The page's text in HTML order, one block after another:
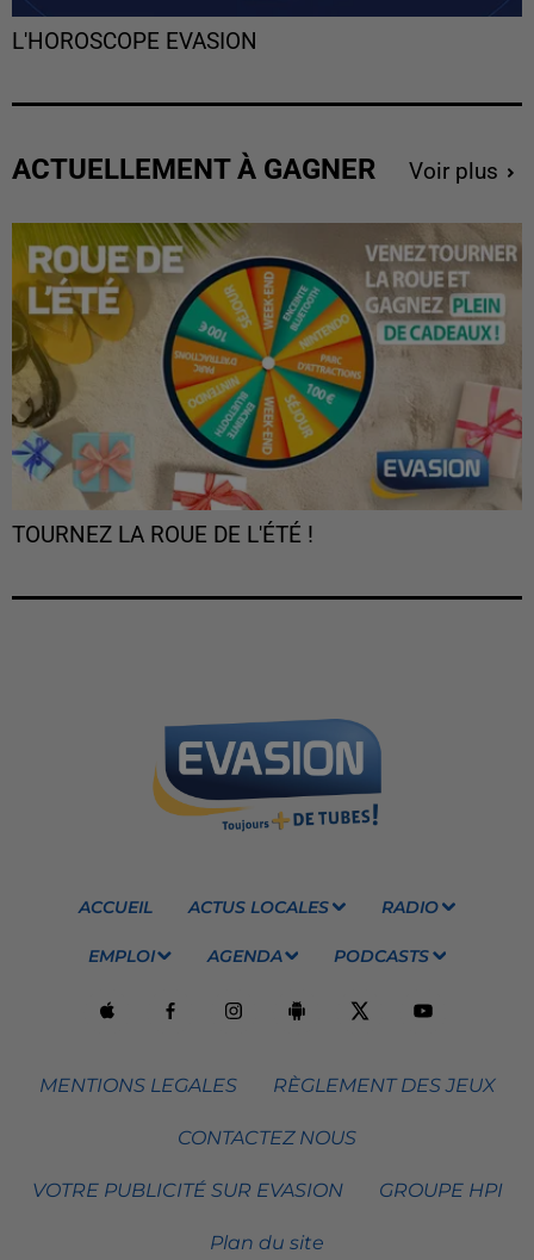
L'HOROSCOPE EVASION
ACTUELLEMENT À GAGNER Voir plus
TOURNEZ LA ROUE DE L'ÉTÉ !
ACCUEIL ACTUS LOCALES RADIO
EMPLOI AGENDA PODCASTS
MENTIONS LEGALES RÈGLEMENT DES JEUX
CONTACTEZ NOUS
VOTRE PUBLICITÉ SUR EVASION GROUPE HPI
Plan du site